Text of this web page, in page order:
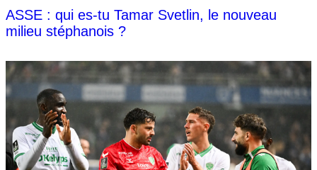
ASSE : qui es-tu Tamar Svetlin, le nouveau
milieu stéphanois ?